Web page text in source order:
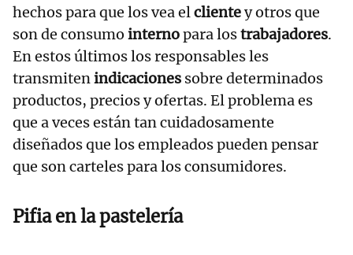
hechos para que los vea elclientey otros que
son de consumo internopara lostrabajadores.
En estos últimos los responsables les
transmitenindicaciones sobre determinados
productos, precios y ofertas. El problema es
que a veces están tan cuidadosamente
diseñados que los empleados pueden pensar
que son carteles para los consumidores.
Pifia en la pastelería